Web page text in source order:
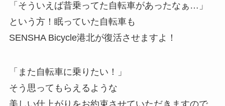
「そういえば昔乗ってた自転車があったなぁ…」
という方！眠っていた自転車も
SENSHA Bicycle港北が復活させますよ！
「また自転車に乗りたい！」
そう思ってもらえるような